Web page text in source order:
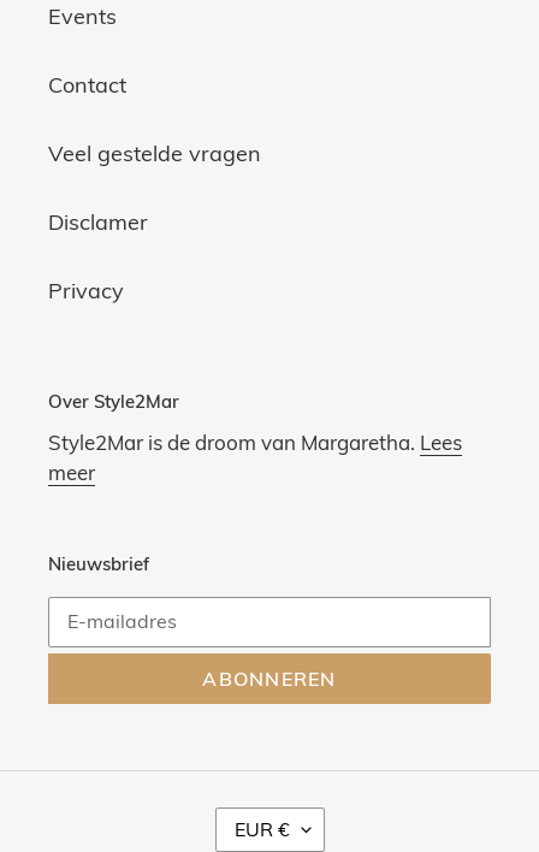
Events
Contact
Veel gestelde vragen
Disclamer
Privacy
Over Style2Mar
Style2Mar is de droom van Margaretha. Lees
meer
Nieuwsbrief
ABONNEREN
V
A
EUR €